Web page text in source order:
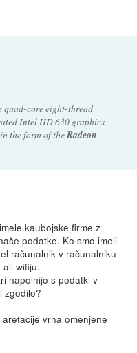
quad-core eight-thread
Intel HD 630 graphics
the form of theRadeon
kaubojske firme z
podatke. Ko smo imeli
računalnik v računalniku
wifiju.
napolnijo s podatki v
zgodilo?
vrha omenjene